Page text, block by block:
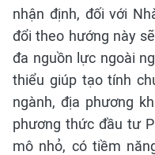
nhận định, đối với
đổi theo hướng này
đa nguồn lực ngoài
thiểu giúp tạo tính
ngành, địa phương
phương thức đầu tư
mô nhỏ, có tiềm